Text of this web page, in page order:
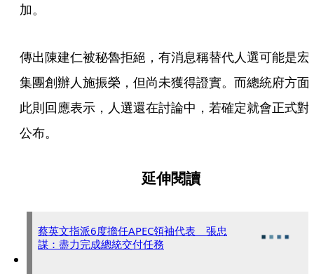
加。
傳出陳建仁被秘魯拒絕，有消息稱替代人選可能是宏
集團創辦人施振榮，但尚未獲得證實。而總統府方面
此則回應表示，人選還在討論中，若確定就會正式對
公布。
延伸閱讀
蔡英文指派6度擔任APEC領袖代表 張忠
謀：盡力完成總統交付任務